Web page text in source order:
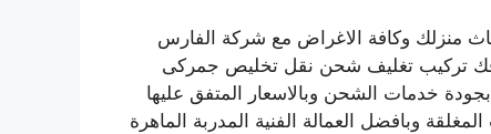
منزلك وكافة الاغراض مع شركة الفارس
تركيب تغليف شحن نقل تخليص جمركى
خدمات الشحن وبالاسعار المتفق عليها
وبافضل العمالة الفنية المدربة الماهرة